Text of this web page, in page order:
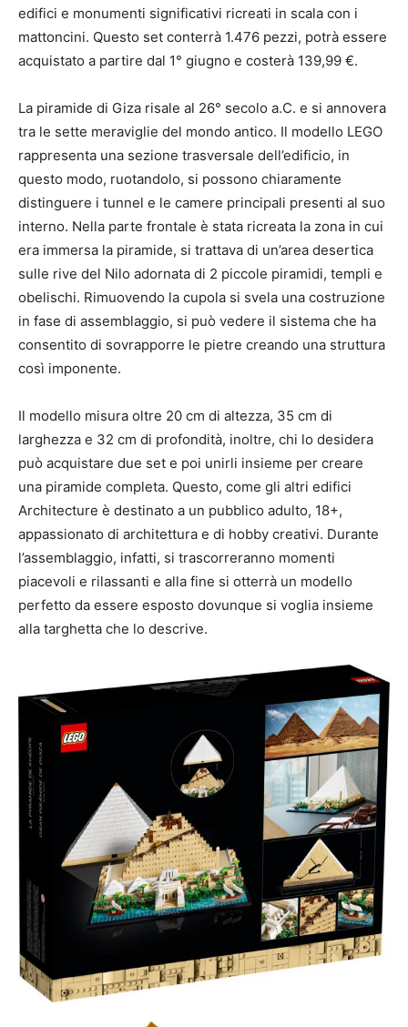
edifici e monumenti significativi ricreati in scala con i
mattoncini. Questo set conterrà 1.476 pezzi, potrà essere
acquistato a partire dal 1° giugno e costerà 139,99 €.
La piramide di Giza risale al 26° secolo a.C. e si annovera
tra le sette meraviglie del mondo antico. Il modello LEGO
rappresenta una sezione trasversale dell’edificio, in
questo modo, ruotandolo, si possono chiaramente
distinguere i tunnel e le camere principali presenti al suo
interno. Nella parte frontale è stata ricreata la zona in cui
era immersa la piramide, si trattava di un’area desertica
sulle rive del Nilo adornata di 2 piccole piramidi, templi e
obelischi. Rimuovendo la cupola si svela una costruzione
in fase di assemblaggio, si può vedere il sistema che ha
consentito di sovrapporre le pietre creando una struttura
così imponente.
Il modello misura oltre 20 cm di altezza, 35 cm di
larghezza e 32 cm di profondità, inoltre, chi lo desidera
può acquistare due set e poi unirli insieme per creare
una piramide completa. Questo, come gli altri edifici
Architecture è destinato a un pubblico adulto, 18+,
appassionato di architettura e di hobby creativi. Durante
l’assemblaggio, infatti, si trascorreranno momenti
piacevoli e rilassanti e alla fine si otterrà un modello
perfetto da essere esposto dovunque si voglia insieme
alla targhetta che lo descrive.